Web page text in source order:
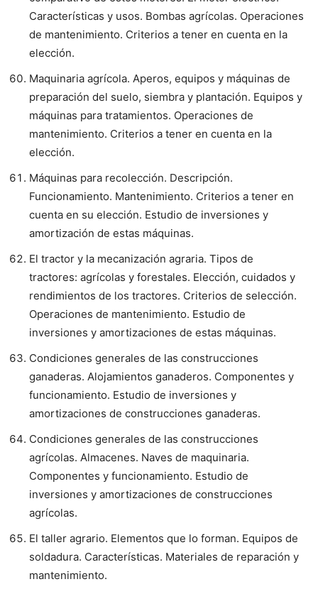
Características y usos. Bombas agrícolas. Operaciones
de mantenimiento. Criterios a tener en cuenta en la
elección.
Maquinaria agrícola. Aperos, equipos y máquinas de
preparación del suelo, siembra y plantación. Equipos y
máquinas para tratamientos. Operaciones de
mantenimiento. Criterios a tener en cuenta en la
elección.
Máquinas para recolección. Descripción.
Funcionamiento. Mantenimiento. Criterios a tener en
cuenta en su elección. Estudio de inversiones y
amortización de estas máquinas.
El tractor y la mecanización agraria. Tipos de
tractores: agrícolas y forestales. Elección, cuidados y
rendimientos de los tractores. Criterios de selección.
Operaciones de mantenimiento. Estudio de
inversiones y amortizaciones de estas máquinas.
Condiciones generales de las construcciones
ganaderas. Alojamientos ganaderos. Componentes y
funcionamiento. Estudio de inversiones y
amortizaciones de construcciones ganaderas.
Condiciones generales de las construcciones
agrícolas. Almacenes. Naves de maquinaria.
Componentes y funcionamiento. Estudio de
inversiones y amortizaciones de construcciones
agrícolas.
El taller agrario. Elementos que lo forman. Equipos de
soldadura. Características. Materiales de reparación y
mantenimiento.